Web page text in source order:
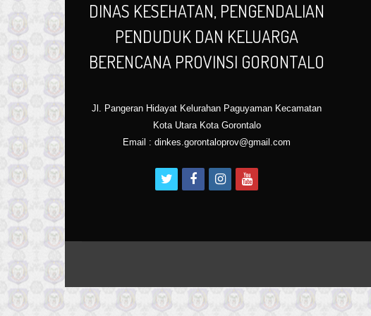
DINAS KESEHATAN, PENGENDALIAN
PENDUDUK DAN KELUARGA
BERENCANA PROVINSI GORONTALO
Jl. Pangeran Hidayat Kelurahan Paguyaman Kecamatan
Kota Utara Kota Gorontalo
Email : dinkes.gorontaloprov@gmail.com
t
e
f
o
i
g
y
b